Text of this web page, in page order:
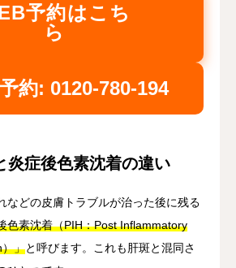
予約はこち
ら
約: 0120-780-194
炎症後色素沈着の違い
などの皮膚トラブルが治った後に残る
色素沈着（PIH：Post Inflammatory
」と呼びます。これも肝斑と混同さ